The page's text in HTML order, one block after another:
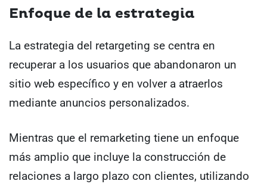
Enfoque de la estrategia
La estrategia del retargeting se centra en
recuperar a los usuarios que abandonaron un
sitio web específico y en volver a atraerlos
mediante anuncios personalizados.
Mientras que el remarketing tiene un enfoque
más amplio que incluye la construcción de
relaciones a largo plazo con clientes, utilizando